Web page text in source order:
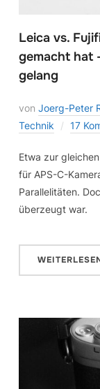
Leica vs.
gemacht hat
gelang
von Joerg-Peter
Technik
17
Etwa zur
für APS-C-
Parallelitäten.
überzeugt war.